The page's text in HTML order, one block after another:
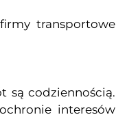
transportowe
są codziennością.
interesów